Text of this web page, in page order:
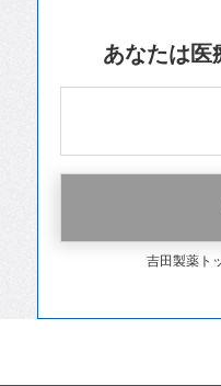
あなたは医
吉田製薬ト